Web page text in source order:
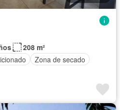
208 m²
Zona de secado